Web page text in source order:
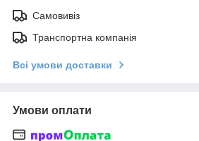
Самовивіз
Транспортна компанія
Всі умови доставки
Умови оплати